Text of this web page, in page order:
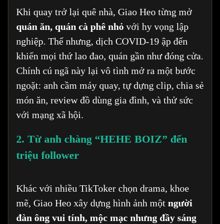
Khi quay trở lại quê nhà, Giao Heo từng mở
quán ăn, quán cà phê nhỏ với hy vọng lập
nghiệp. Thế nhưng, dịch COVID-19 ập đến
khiến mọi thứ lao đao, quán gần như đóng cửa.
Chính cú ngã này lại vô tình mở ra một bước
ngoặt: anh cầm máy quay, tự dựng clip, chia sẻ
món ăn, review đồ dùng gia đình, và thử sức
với mạng xã hội.
2. Từ anh chàng “HEHE BOIZ” đến
triệu follower
Khác với nhiều TikToker chọn drama, khoe
mẽ, Giao Heo xây dựng hình ảnh một người
đàn ông vui tính, mộc mạc nhưng đầy sáng